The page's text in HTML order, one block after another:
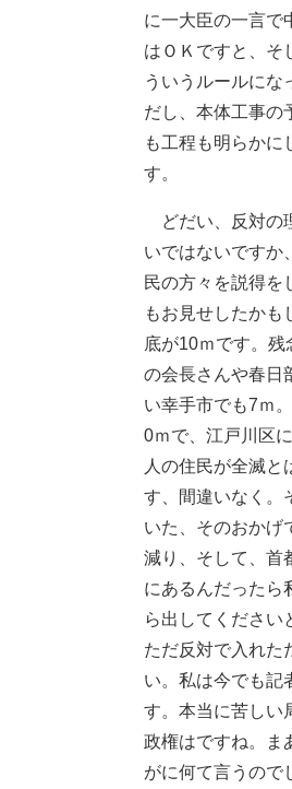
に一大臣の一言で
はＯＫですと、そ
ういうルールにな
だし、本体工事の
も工程も明らかに
す。
どだい、反対の
いではないですか
民の方々を説得を
もお見せしたか
底が10ｍです。
の会長さんや春日
い幸手市でも7ｍ
0ｍで、江戸川区
人の住民が全滅
す、間違いなく。
いた、そのおかげ
減り、そして、首
にあるんだったら
ら出してください
ただ反対で入れた
い。私は今でも記
す。本当に苦しい
政権はですね。ま
がに何て言うので